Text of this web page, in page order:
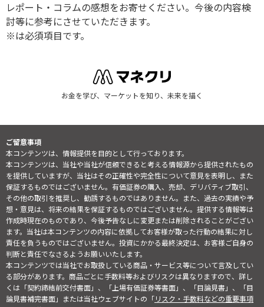
レポート・コラムの感想をお寄せください。今後の内容検
討等に参考にさせていただきます。
※は必須項目です。
お金を学び、マーケットを知り、未来を描く
ご留意事項
本コンテンツは、情報提供を目的として行っております。
本コンテンツは、当社や当社が信頼できると考える情報源から提供されたもの
を提供していますが、当社はその正確性や完全性について意見を表明し、また
保証するものではございません。有価証券の購入、売却、デリバティブ取引、
その他の取引を推奨し、勧誘するものではありません。また、過去の実績や予
想・意見は、将来の結果を保証するものではございません。提供する情報等は
作成時現在のものであり、今後予告なしに変更または削除されることがござい
ます。当社は本コンテンツの内容に依拠してお客様が取った行動の結果に対し
責任を負うものではございません。投資にかかる最終決定は、お客様ご自身の
判断と責任でなさるようお願いいたします。
本コンテンツでは当社でお取扱している商品・サービス等について言及してい
る部分があります。商品ごとに手数料等およびリスクは異なりますので、詳し
くは「契約締結前交付書面」、「上場有価証券等書面」、「目論見書」、「目
論見書補完書面」または当社ウェブサイトの「リスク・手数料などの重要事項